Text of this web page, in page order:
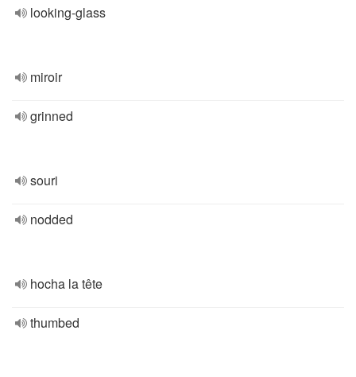
looking-glass
miroir
grinned
souri
nodded
hocha la tête
thumbed